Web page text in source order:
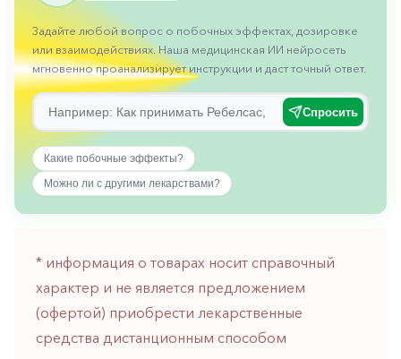
Сердечные
Сосудистые
Тромбозы
Урология
Ухо-
горло-
нос
Хирургия
железа
Задайте любой вопрос о побочных эффектах, дозировке
или взаимодействиях. Наша медицинская ИИ нейросеть
мгновенно проанализирует инструкции и даст точный ответ.
Спросить
Какие побочные эффекты?
Можно ли с другими лекарствами?
* информация о товарах носит справочный
характер и не является предложением
(офертой) приобрести лекарственные
средства дистанционным способом